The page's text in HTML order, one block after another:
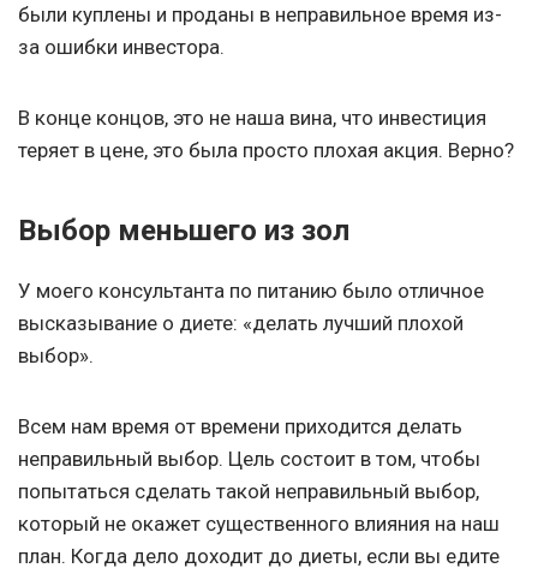
были куплены и проданы в неправильное время из-
за ошибки инвестора.
В конце концов, это не наша вина, что инвестиция
теряет в цене, это была просто плохая акция. Верно?
Выбор меньшего из зол
У моего консультанта по питанию было отличное
высказывание о диете: «делать лучший плохой
выбор».
Всем нам время от времени приходится делать
неправильный выбор. Цель состоит в том, чтобы
попытаться сделать такой неправильный выбор,
который не окажет существенного влияния на наш
план. Когда дело доходит до диеты, если вы едите